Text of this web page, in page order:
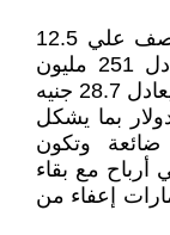
- بذلك حصلت الإمارات خلال سنتين ونصف علي 12.5
مليار جنيه من بنك CIB فقط وهي تعادل 251 مليون
دولار، وهي اشترت وسعر صرف الدولار يعادل 28.7 جنيه
بسعر 50 جنيه للدولار بما يشكل
وتكون
كصافي أرباح مع بقاء
إعفاء من